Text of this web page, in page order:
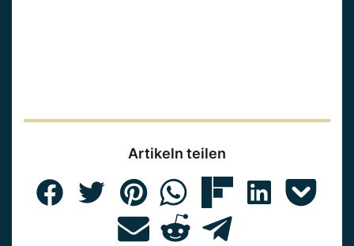
Artikeln teilen